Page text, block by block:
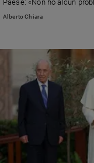
Paese: «Non ho alcun
persona nobile»
Alberto Chiara